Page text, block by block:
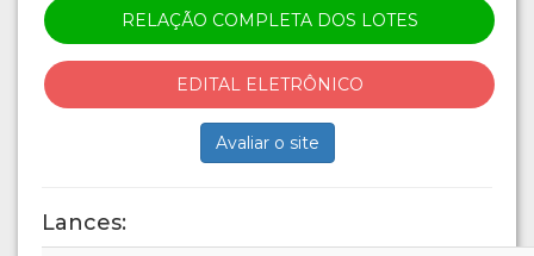
RELAÇÃO COMPLETA DOS LOTES
EDITAL ELETRÔNICO
Avaliar o site
Lances: